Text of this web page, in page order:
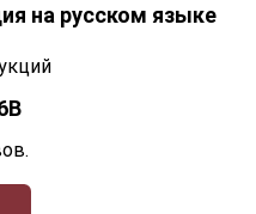
на русском языке